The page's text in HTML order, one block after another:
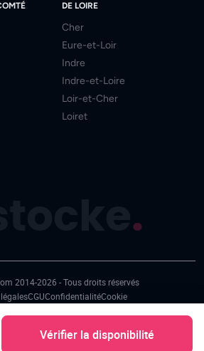
Vérifier la disponibilité
DE LOIRE
Cher
Eure-et-Loir
Indre
Indre-et-Loire
Loir-et-Cher
Loiret
.
2014-2026 - Tous droits réservés
CGUConfidentialitéCookie